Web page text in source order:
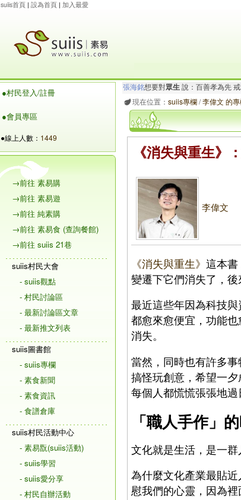
suiis首頁| 設為首頁| 加入最愛
●村民登入/註冊
●會員專區
●線上人數： 1449
→前往 素易購
→前往 素易遊
→前往 純素購
→前往 素易食 (查詢餐館)
→前往 suiis 21巷
suiis村民大會
- suiis觀點
- 村民討論區
- 最新討論區文章
- 最新推文列表
suiis圖書館
- suiis專欄
- 素食新聞
- 素食資訊
- 食譜倉庫
suiis村民活動中心
- 素易翫(suiis活動)
- suiis學習
- suiis愛分享
- 村民自辦活動
張海銘想要對眾生 說：百善孝為先
杜會想要對眾生說：卍南無觀世音菩
現在位置： suiis專欄/李偉文 的
《消失與重生》
李偉文
《消失與重生》 這本
變遷下它們消失了，後
最近這些年因為科技
都愈來愈便宜，功能
消失。
當然，同時也有許多
搞怪玩創意，希望一
每個人都慌慌張張地過
「職人手作」
文化就是生活，是一
為什麼文化產業最貼
慰我們的心靈，因為裡